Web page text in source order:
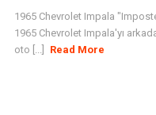
1965 Chevrolet Impala
1965 Chevrolet Impala'yı
oto [...]
Read More